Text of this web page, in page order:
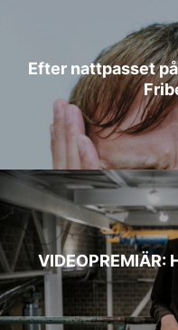
Efter nattpasset
VIDEOPREMIÄR: